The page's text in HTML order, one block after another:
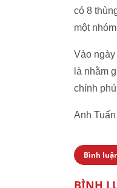
có 8
một
Vào
là nhằm
chính
Anh
Bình